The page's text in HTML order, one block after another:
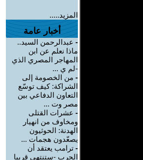
المزيد.....
أخبار عامة
- عبدالرحمن السيد..
ماذا نعلم عن ابن
المهاجر المصري الذي
-لم ي ...
- من الخصومة إلى
الشراكة: كيف توسّع
التعاون الدفاعي بين
مصر وت ...
- عشرات القتلى
ومخاوف من انهيار
الهدنة: الحوثيون
يصعّدون هجمات ...
- ترامب يعتقد أن
الحرب -ستنتهي قريبا